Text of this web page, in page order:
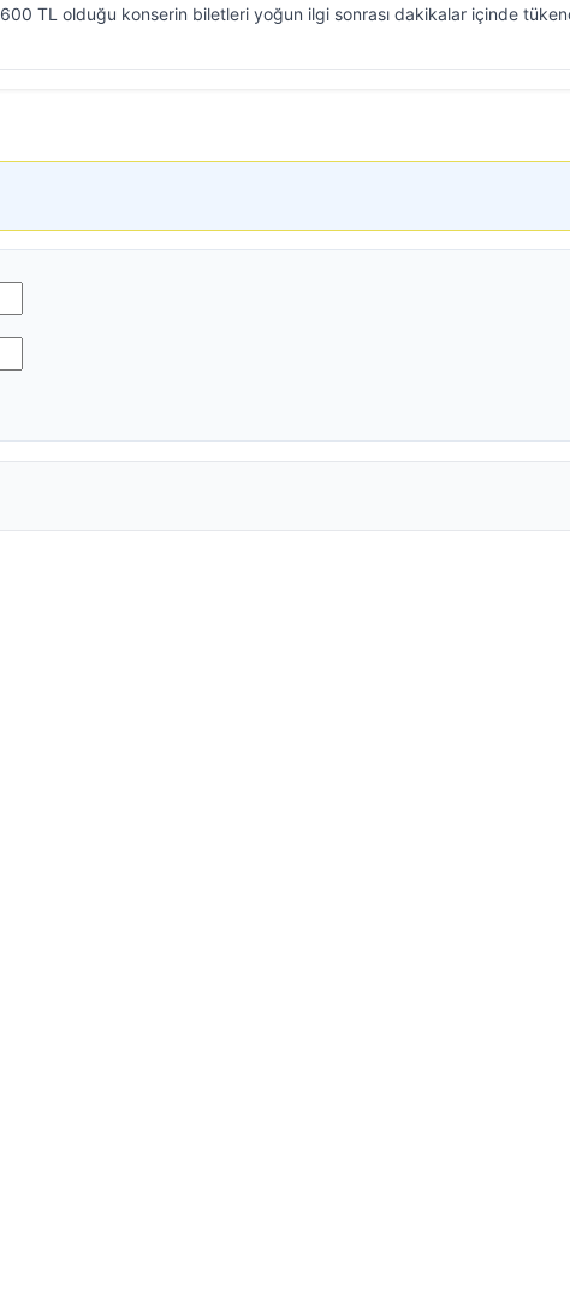
600 TL olduğu konserin biletleri yoğun ilgi sonrası dakikalar içinde